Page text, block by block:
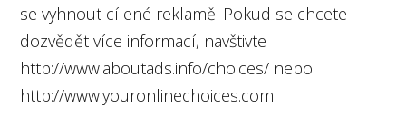
se vyhnout cílené reklamě. Pokud se chcete
dozvědět více informací, navštivte
http://www.aboutads.info/choices/ nebo
http://www.youronlinechoices.com.